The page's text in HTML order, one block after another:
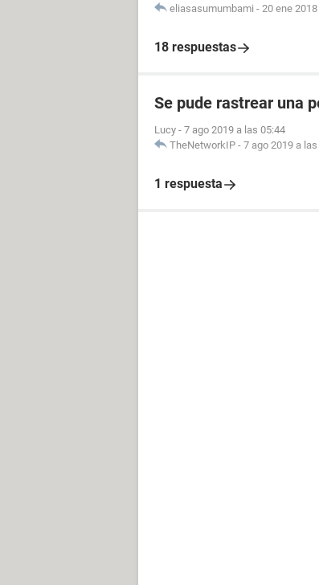
eliasasumumbami - 20 ene
18 respuestas
Se pude rastrear una
Lucy - 7 ago 2019 a las 05:44
TheNetworkIP - 7 ago 2019 a
1 respuesta